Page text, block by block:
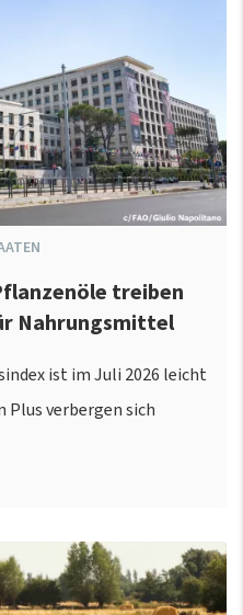
treiben
Nahrungsmittel
ist im Juli 2026 leicht
verbergen sich